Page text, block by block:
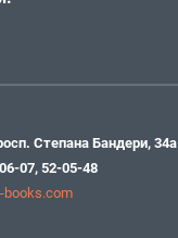
Степана Бандери, 34а
07, 52-05-48
books.com